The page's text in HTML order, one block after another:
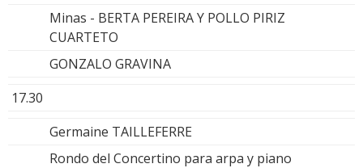
Minas - BERTA PEREIRA Y POLLO PIRIZ
CUARTETO
GONZALO GRAVINA
17.30
Germaine TAILLEFERRE
Rondo del Concertino para arpa y piano